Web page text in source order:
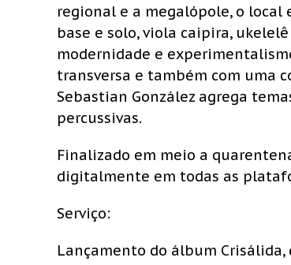
regional e a megalópole, o local
base e solo, viola caipira,
modernidade e
transversa e também com uma
Sebastian González agrega
percussivas.
Finalizado em meio a
digitalmente em todas as
Serviço:
Lançamento do álbum Crisálida,